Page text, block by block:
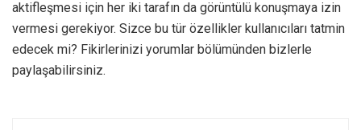
aktifleşmesi için her iki tarafın da görüntülü konuşmaya izin
vermesi gerekiyor. Sizce bu tür özellikler kullanıcıları tatmin
edecek mi? Fikirlerinizi yorumlar bölümünden bizlerle
paylaşabilirsiniz.